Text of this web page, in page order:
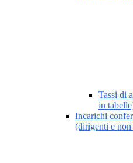
Tassi di
in
Incarichi
(dirigenti e